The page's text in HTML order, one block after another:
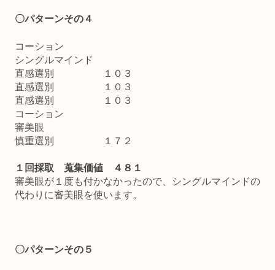
〇パターンその４
コーション
シングルマインド
直感選別 １０３
直感選別 １０３
直感選別 １０３
コーション
審美眼
慎重選別 １７２
１回採取 蒐集価値 ４８１
審美眼が１度も付かなかったので、シングルマインドの
代わりに審美眼を使います。
〇パターンその５